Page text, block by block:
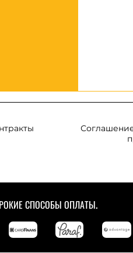
СПОСОБЫ ОПЛАТЫ.